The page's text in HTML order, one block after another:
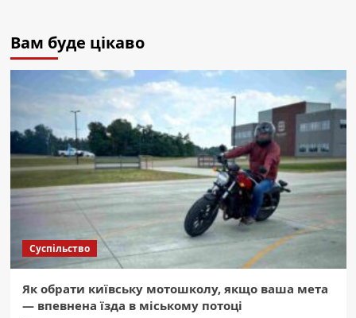
Вам буде цікаво
Суспільство
Як обрати київську мотошколу, якщо ваша мета
— впевнена їзда в міському потоці